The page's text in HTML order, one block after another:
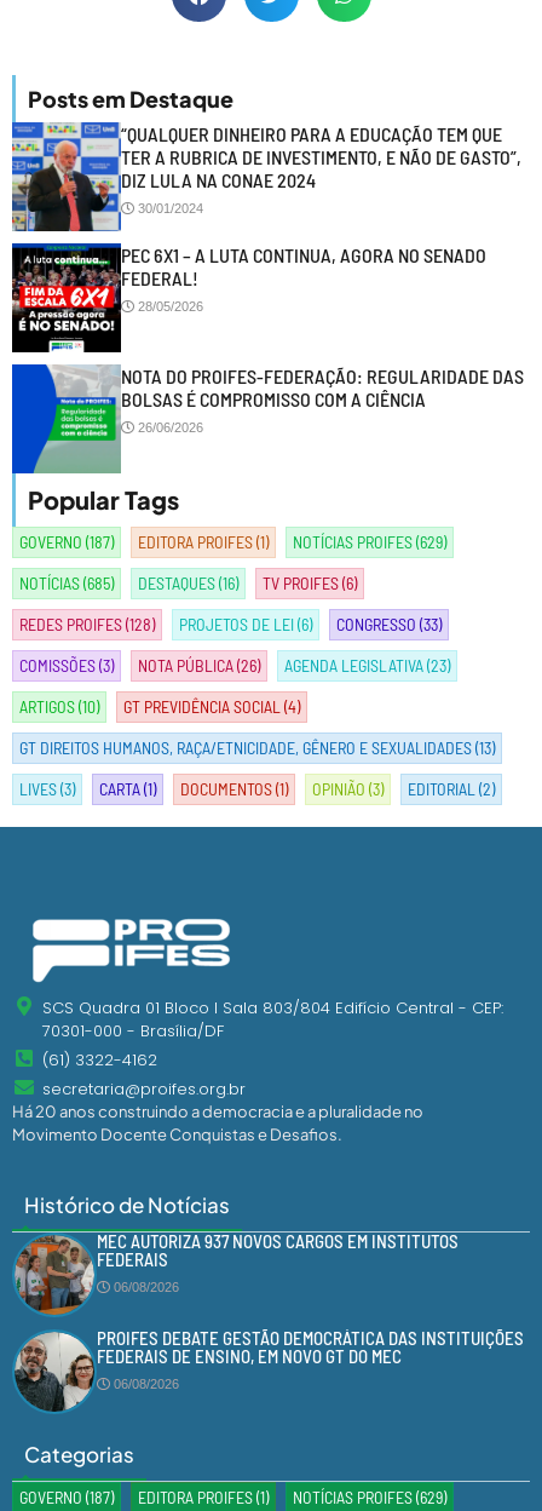
Posts em Destaque
“QUALQUER DINHEIRO PARA A EDUCAÇÃO TEM QUE
TER A RUBRICA DE INVESTIMENTO, E NÃO DE GASTO”,
DIZ LULA NA CONAE 2024
30/01/2024
PEC 6X1 – A LUTA CONTINUA, AGORA NO SENADO
FEDERAL!
28/05/2026
NOTA DO PROIFES-FEDERAÇÃO: REGULARIDADE DAS
BOLSAS É COMPROMISSO COM A CIÊNCIA
26/06/2026
Popular Tags
GOVERNO (187) EDITORA PROIFES(1) NOTÍCIAS PROIFES(629)
NOTÍCIAS(685) DESTAQUES(16) TV PROIFES(6)
REDES PROIFES(128) PROJETOS DE LEI(6) CONGRESSO (33)
COMISSÕES(3) NOTA PÚBLICA(26) AGENDA LEGISLATIVA(23)
ARTIGOS(10) GT PREVIDÊNCIA SOCIAL (4)
GT DIREITOS HUMANOS, RAÇA/ETNICIDADE, GÊNERO E SEXUALIDADES(13)
LIVES(3) CARTA(1) DOCUMENTOS(1) OPINIÃO (3) EDITORIAL (2)
SCS Quadra 01 Bloco I Sala 803/804 Edifício Central - CEP:
70301-000 - Brasília/DF
(61) 3322-4162
secretaria@proifes.org.br
Há 20 anos construindo a democracia e a pluralidade no
Movimento Docente Conquistas e Desafios.
Histórico de Notícias
MEC AUTORIZA 937 NOVOS CARGOS EM INSTITUTOS
FEDERAIS
06/08/2026
PROIFES DEBATE GESTÃO DEMOCRÁTICA DAS INSTITUIÇÕES
FEDERAIS DE ENSINO, EM NOVO GT DO MEC
06/08/2026
Categorias
GOVERNO (187) EDITORA PROIFES(1) NOTÍCIAS PROIFES(629)